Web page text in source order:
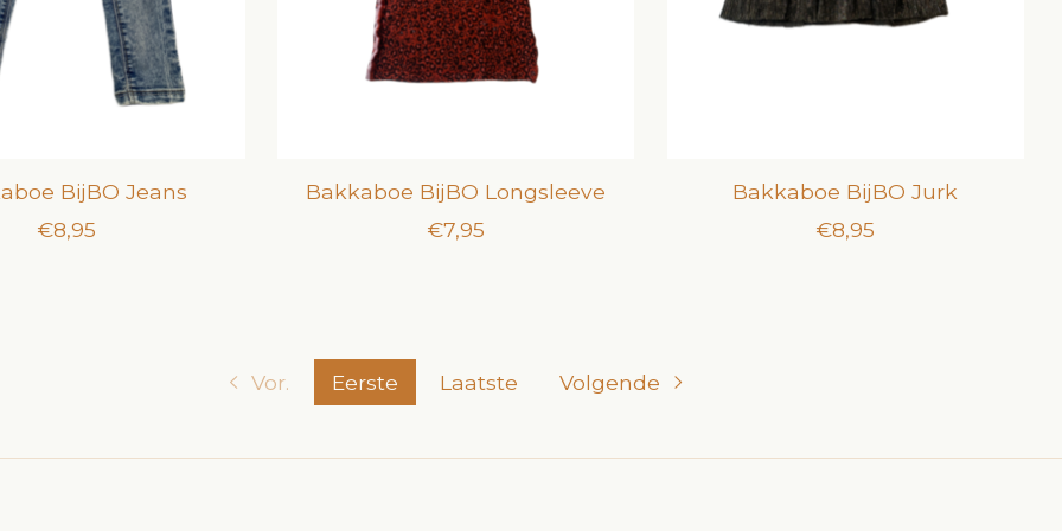
BijBO Jeans
€8,95
Bakkaboe BijBO Longsleeve
€7,95
Bakkaboe BijBO Jurk
€8,95
Vor. Eerste Laatste Volgende